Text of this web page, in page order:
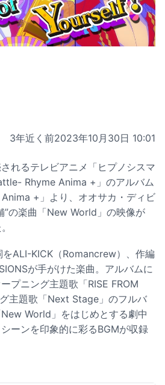
3年近く前2023年10月30日 10:01
れるテレビアニメ「ヒプノシスマ
Rhyme Anima +」のアルバム
+」より、オオサカ・ディビ
”の楽曲「New World」の映像が
をALI-KICK（Romancrew）、作編
が手がけた楽曲。アルバムに
プニング主題歌「RISE FROM
主題歌「Next Stage」のフルバ
World」をはじめとする劇中
ーンを印象的に彩るBGMが収録